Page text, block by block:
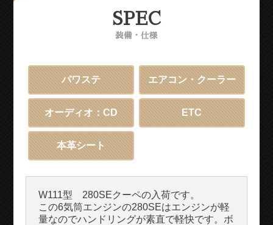
SPEC
装備・仕様
パワステ エアコン・クーラー
オーディオ：CD ETC
本革シート
W111型 280SEクーペの入荷です。
この6気筒エンジンの280SEはエンジンが軽
量なのでハンドリングが素直で軽快です。ボ